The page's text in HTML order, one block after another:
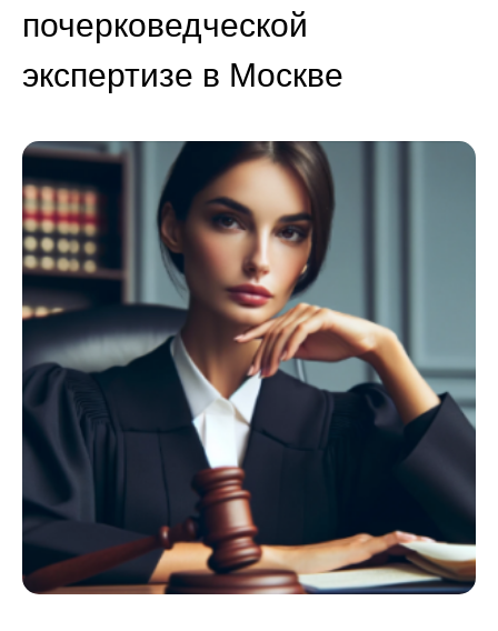
почерковедческой
экспертизе в Москве